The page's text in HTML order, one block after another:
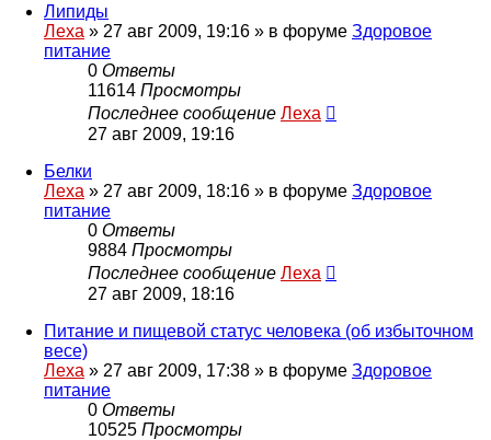
Липиды
Леха » 27 авг 2009, 19:16 » в форуме Здоровое
питание
0 Ответы
11614 Просмотры
Последнее сообщение Леха
27 авг 2009, 19:16
Белки
Леха » 27 авг 2009, 18:16 » в форуме Здоровое
питание
0 Ответы
9884 Просмотры
Последнее сообщение Леха
27 авг 2009, 18:16
Питание и пищевой статус человека (об избыточном
весе)
Леха » 27 авг 2009, 17:38 » в форуме Здоровое
питание
0 Ответы
10525 Просмотры